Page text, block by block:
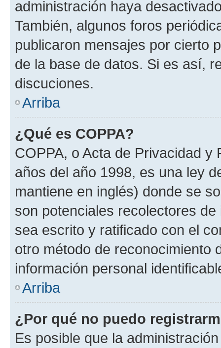
administración haya
También, algunos foros
publicaron mensajes por cierto
de la base de datos. Si es así,
discuciones.
Arriba
¿Qué es COPPA?
COPPA, o Acta de Privacidad
años del año 1998, es una ley
mantiene en inglés) donde se
son potenciales recolectores
sea escrito y ratificado con el
otro método de reconocimiento
información personal
Arriba
¿Por qué no puedo
Es posible que la